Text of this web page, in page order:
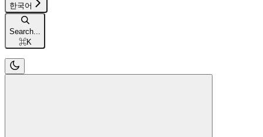
한국어
Search...
⌘K